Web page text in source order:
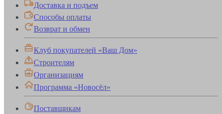
Доставка и подъем
Способы оплаты
Возврат и обмен
Клуб покупателей «Ваш Дом»
Строителям
Организациям
Программа «Новосёл»
Поставщикам